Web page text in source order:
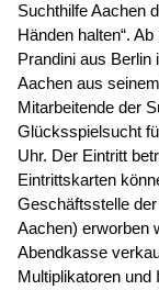
Suchthilfe Aachen
Händen halten“.
Prandini aus Berlin
Aachen aus
Mitarbeitende der
Glücksspielsucht
Uhr. Der Eintritt
Eintrittskarten
Geschäftsstelle
Aachen) erworben
Abendkasse
Multiplikatoren und